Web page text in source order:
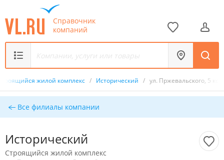
Справочник
компаний
жилой комплекс / Исторический / ул. Пржевальского, 5
Все филиалы компании
Исторический
Строящийся жилой комплекс